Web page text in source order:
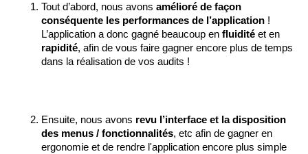
Tout d’abord, nous avons amélioré de façon
conséquente les performances de l’application !
L’application a donc gagné beaucoup en fluidité
rapidité, afin de vous faire gagner encore plus de temps
dans la réalisation de vos audits !
Ensuite, nous avons revu l’interface et la disposition
des menus / fonctionnalités, etc afin de gagner en
ergonomie et de rendre l'application encore plus simple